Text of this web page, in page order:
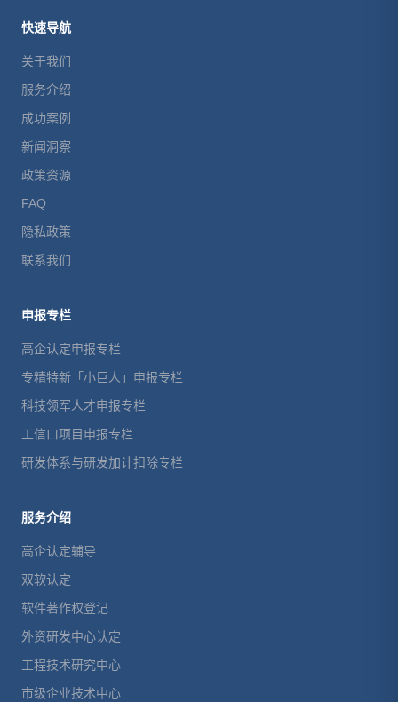
快速导航
关于我们
服务介绍
成功案例
新闻洞察
政策资源
FAQ
隐私政策
联系我们
申报专栏
高企认定申报专栏
专精特新「小巨人」申报专栏
科技领军人才申报专栏
工信口项目申报专栏
研发体系与研发加计扣除专栏
服务介绍
高企认定辅导
双软认定
软件著作权登记
外资研发中心认定
工程技术研究中心
市级企业技术中心